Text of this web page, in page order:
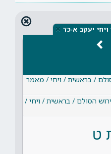
יעקב א-כד ×
/ בראשית / ויחי / מאמר
הסולם / בראשית / ויחי /
ט